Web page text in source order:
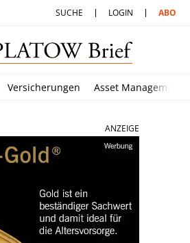
SUCHE LOGIN ABO
Versicherungen Asset Management
ANZEIGE